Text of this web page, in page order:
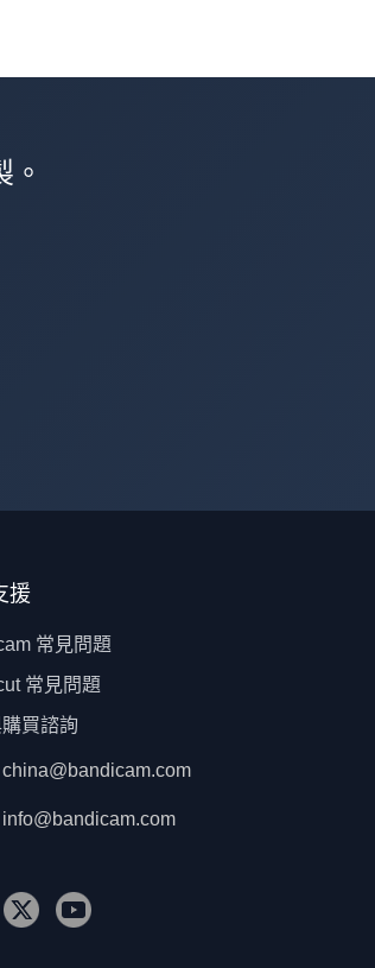
援
常見問題
常見問題
買諮詢